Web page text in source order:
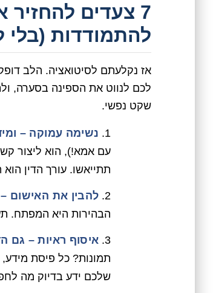
7 צעדים
להתמודדות (בלי
לכם לנווט את הספינה בסערה,
שקט נפשי.
נשימה עמוקה –
עם אמא!), הוא ליצור
תתייאשו. עורך הדין
להבין את האישום
הבהירות היא המפתח.
איסוף ראיות – גם
תמונות? כל פיסת מידע,
שלכם ידע בדיוק מה